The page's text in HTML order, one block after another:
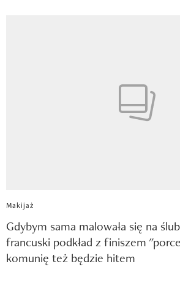
Makijaż
Gdybym sama malowała się na
francuski podkład z finiszem
komunię też będzie hitem